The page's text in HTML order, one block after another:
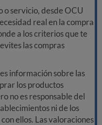
servicio, desde OCU
real en la compra
a los criterios que te
las compras
información sobre las
los productos
no es responsable del
ni de los
ellos. Las valoraciones